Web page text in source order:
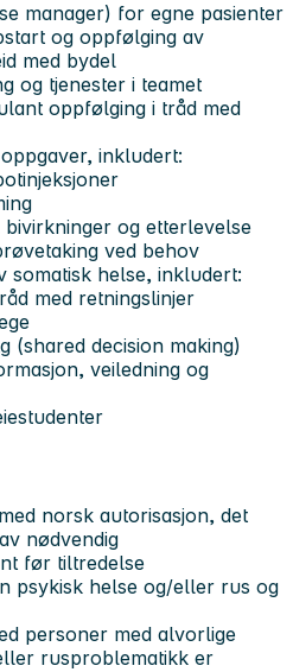
manager) for egne pasienter
og oppfølging av
med bydel
og tjenester i teamet
oppfølging i tråd med
inkludert:
og etterlevelse
ved behov
somatisk helse, inkludert:
med retningslinjer
(shared decision making)
veiledning og
norsk autorisasjon, det
nødvendig
før tiltredelse
psykisk helse og/eller rus og
personer med alvorlige
rusproblematikk er